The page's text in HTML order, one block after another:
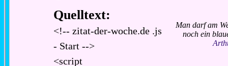
Man darf am
noch ein
Quelltext:
<!-- zitat-der-woche.de .js
- Start -->
<script